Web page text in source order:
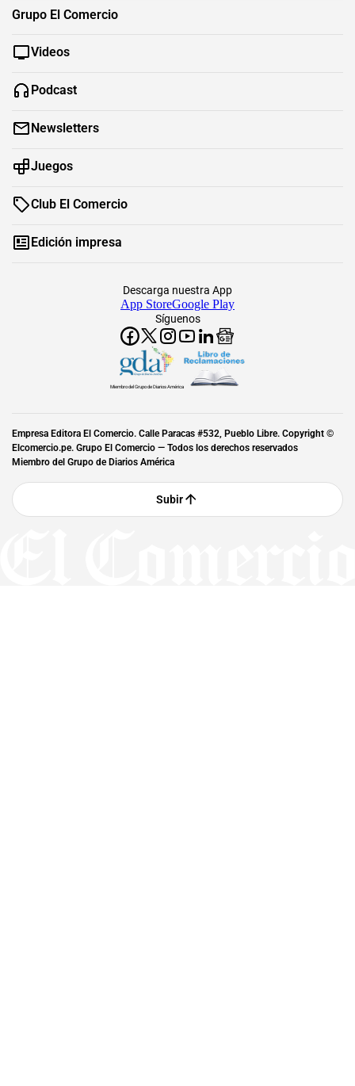
Grupo El Comercio
Videos
Podcast
Newsletters
Juegos
Club El Comercio
Edición impresa
Síguenos
Descarga nuestra App
App StoreGoogle Play
Miembro del Grupo de Diarios América
Empresa Editora El Comercio. Calle Paracas #532, Pueblo Libre. Copyright ©
Elcomercio.pe. Grupo El Comercio — Todos los derechos reservados
Miembro del Grupo de Diarios América
Subir